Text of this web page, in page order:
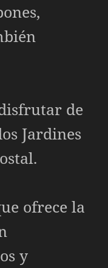
de
Jardines
ofrece la
y